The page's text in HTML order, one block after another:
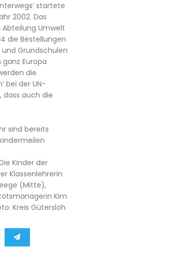
startete
2002. Das
Umwelt
die Bestellungen
Grundschulen
Europa
die
bei der UN-
dass auch die
sind bereits
Kinder der
Klassenlehrerin
(Mitte),
Kim
Kreis Gütersloh